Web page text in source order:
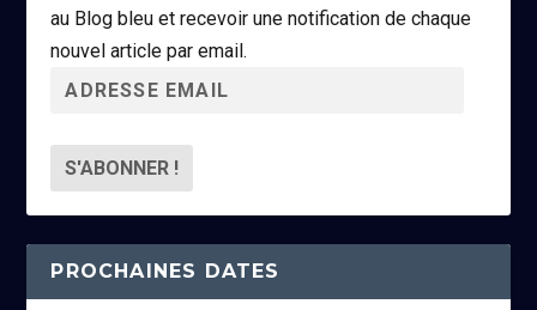
au Blog bleu et recevoir une notification de chaque
nouvel article par email.
r
s
s
e
PROCHAINES DATES